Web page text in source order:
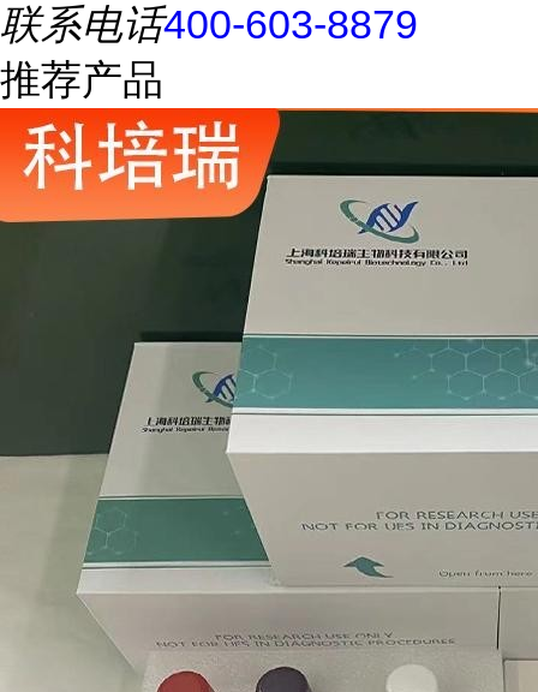
联系电话400-603-8879
推荐产品